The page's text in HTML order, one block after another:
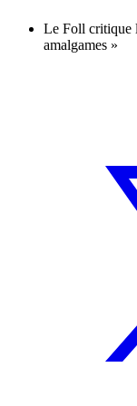
Le Foll critique
amalgames »